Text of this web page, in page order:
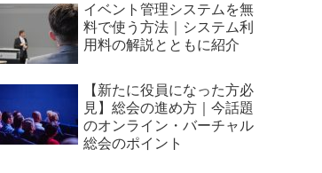
イベント管理システムを無
料で使う方法｜システム利
用料の解説とともに紹介
【新たに役員になった方必
見】総会の進め方｜今話題
のオンライン・バーチャル
総会のポイント